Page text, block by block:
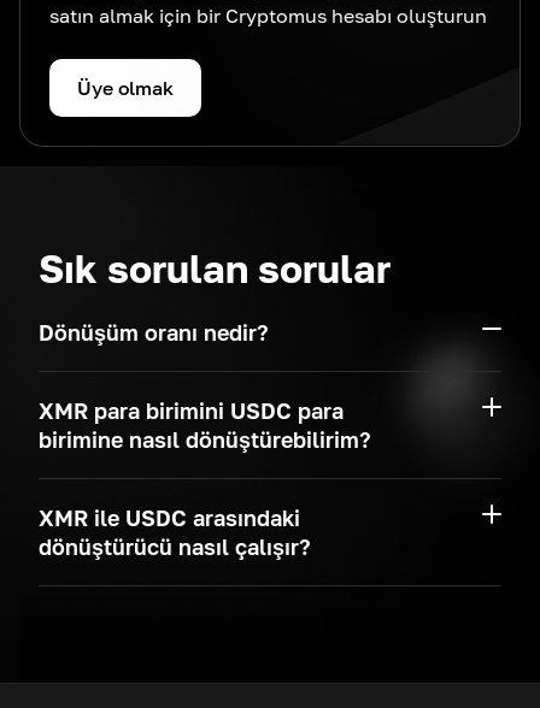
satın almak için bir Cryptomus hesabı oluşturun
Üye olmak
Sık sorulan sorular
Dönüşüm oranı nedir?
XMR para birimini USDC para
birimine nasıl dönüştürebilirim?
XMR ile USDC arasındaki
dönüştürücü nasıl çalışır?